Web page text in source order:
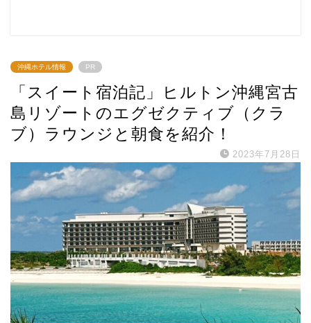
沖縄ホテル情報 PR
「スイート宿泊記」ヒルトン沖縄宮古
島リゾートのエグゼクティブ（クラ
ブ）ラウンジと朝食を紹介！
2023年7月28日